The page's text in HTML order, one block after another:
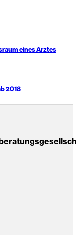
eines Arztes
2018